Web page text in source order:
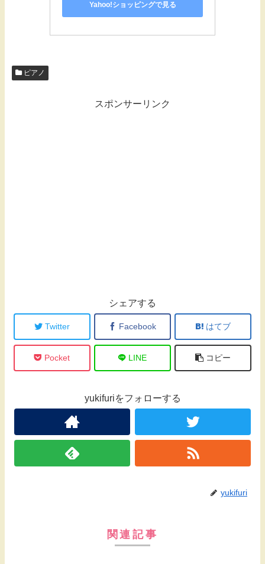
Yahoo!ショッピングで見る
ピアノ
スポンサーリンク
シェアする
Twitter Facebook はてブ
Pocket LINE コピー
yukifuriをフォローする
yukifuri
関連記事